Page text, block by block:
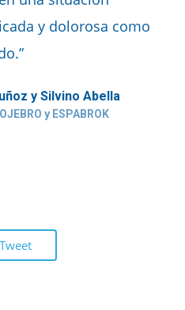
y dolorosa como
y Silvino Abella
y ESPABROK
Tweet